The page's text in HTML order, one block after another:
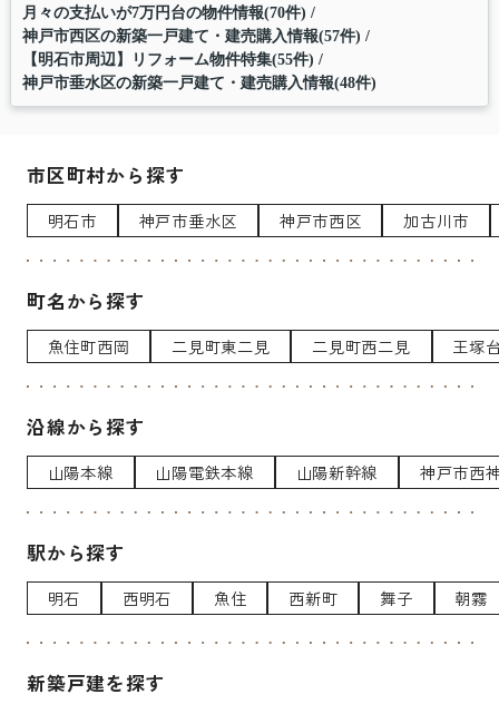
月々の支払いが7万円台の物件情報(70件)
神戸市西区の新築一戸建て・建売購入情報(57件)
【明石市周辺】リフォーム物件特集(55件)
神戸市垂水区の新築一戸建て・建売購入情報(48件)
市区町村から探す
明石市 神戸市垂水区 神戸市西区 加古川市
町名から探す
魚住町西岡 二見町東二見 二見町西二見 王塚
沿線から探す
山陽本線 山陽電鉄本線 山陽新幹線 神戸市西
駅から探す
明石 西明石 魚住 西新町 舞子 朝霧
新築戸建を探す